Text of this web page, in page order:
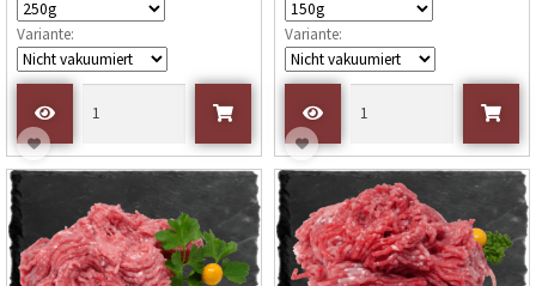
e
t
0
v
n
5
Variante: Variante: